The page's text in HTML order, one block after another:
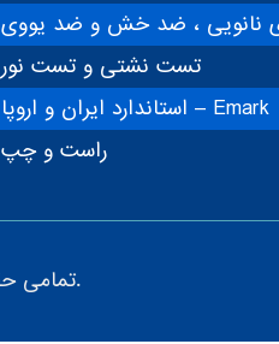
نانویی ، ضد خش و ضد یووی
تست نشتی و تست نور
استاندارد ایران و اروپا – Emark
راست و چپ
تمامی حقوق این سایت متعلق به گروه پژوهش صنعت مدرن می باشد.